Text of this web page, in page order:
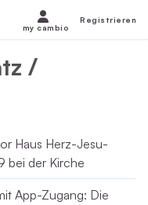
/
Haus Herz-Jesu-
bei der Kirche
App-Zugang: Die
my cambio
Registrieren